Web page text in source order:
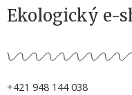
Ekologický e-
+421 948 144 038